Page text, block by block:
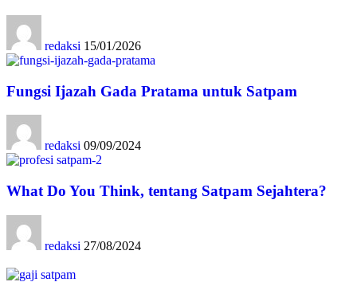
redaksi 15/01/2026
Fungsi Ijazah Gada Pratama untuk Satpam
redaksi 09/09/2024
What Do You Think, tentang Satpam Sejahtera?
redaksi 27/08/2024